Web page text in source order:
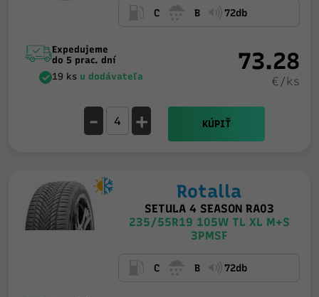
C B 72db
Expedujeme
do 5 prac. dní
19 ks u dodávateľa
73.28
€/ks
- + KÚPIŤ
Rotalla
SETULA 4 SEASON RA03
235/55R19 105W TL XL M+S
3PMSF
C B 72db